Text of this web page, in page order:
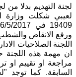
لجنة التهديم بدلا من
لعيبي شكلت وزارة
ورفع الانقاض
اللجنة الصلاحيات
ان مهمة هذه اللجنة
مراجعة او تقييم او
السابقة. كما توجد